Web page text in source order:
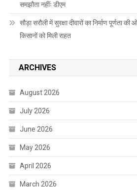
समझौता नहींः डीएम
सौड़ा सरौली में सुरक्षा दीवारों का निर्माण पूर्णता
किसानों को मिली राहत
ARCHIVES
August 2026
July 2026
June 2026
May 2026
April 2026
March 2026